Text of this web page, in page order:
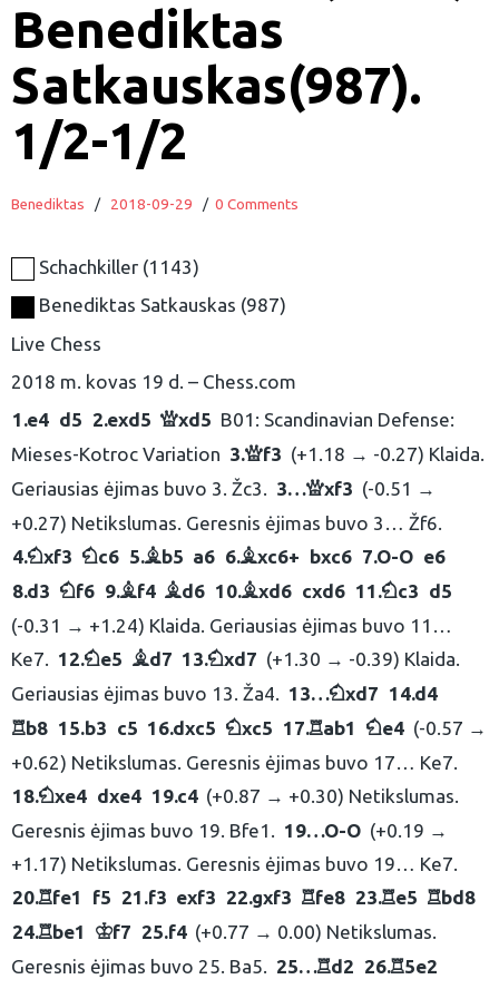
Benediktas
Satkauskas(987).
1/2-1/2
Benediktas / 2018-09-29 / 0 Comments
Schachkiller 1143
Benediktas Satkauskas 987
Live Chess
2018 m. kovas 19 d.
Chess.com
1.e4 d5 2.exd5 Qxd5 B01: Scandinavian Defense:
Mieses-Kotroc Variation 3.Qf3 (+1.18 → -0.27) Klaida.
Geriausias ėjimas buvo 3. Žc3. 3…Qxf3 (-0.51 →
+0.27) Netikslumas. Geresnis ėjimas buvo 3… Žf6.
4.Nxf3 Nc6 5.Bb5 a6 6.Bxc6+ bxc6 7.O-O e6
8.d3 Nf6 9.Bf4 Bd6 10.Bxd6 cxd6 11.Nc3 d5
(-0.31 → +1.24) Klaida. Geriausias ėjimas buvo 11…
Ke7. 12.Ne5 Bd7 13.Nxd7 (+1.30 → -0.39) Klaida.
Geriausias ėjimas buvo 13. Ža4. 13…Nxd7 14.d4
Rb8 15.b3 c5 16.dxc5 Nxc5 17.Rab1 Ne4 (-0.57 →
+0.62) Netikslumas. Geresnis ėjimas buvo 17… Ke7.
18.Nxe4 dxe4 19.c4 (+0.87 → +0.30) Netikslumas.
Geresnis ėjimas buvo 19. Bfe1. 19…O-O (+0.19 →
+1.17) Netikslumas. Geresnis ėjimas buvo 19… Ke7.
20.Rfe1 f5 21.f3 exf3 22.gxf3 Rfe8 23.Re5 Rbd8
24.Rbe1 Kf7 25.f4 (+0.77 → 0.00) Netikslumas.
Geresnis ėjimas buvo 25. Ba5. 25…Rd2 26.R5e2